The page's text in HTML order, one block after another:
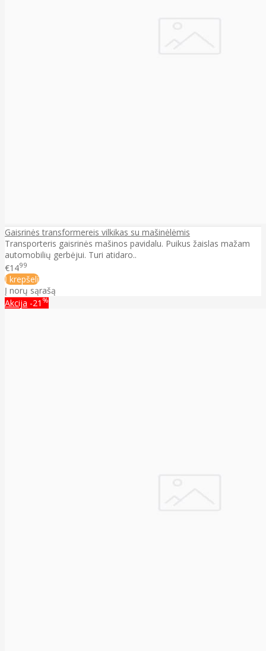
Gaisrinės transformereis vilkikas su mašinėlėmis
Transporteris gaisrinės mašinos pavidalu. Puikus žaislas mažam
automobilių gerbėjui. Turi atidaro..
€1499
Į krepšelį
Į norų sąrašą
Akcija -21 %